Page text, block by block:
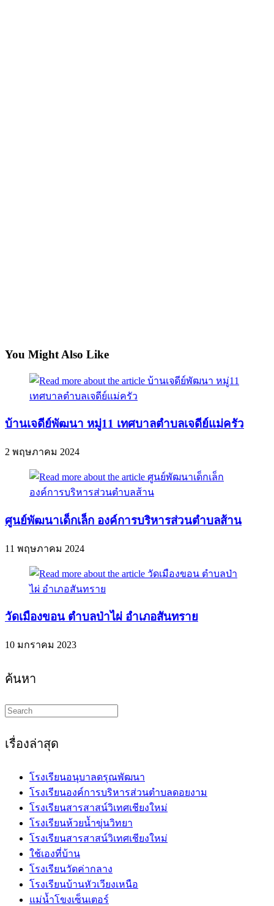
You Might Also Like
บ้านเจดีย์พัฒนา หมู่11 เทศบาลตำบลเจดีย์แม่ครัว
2 พฤษภาคม 2024
ศูนย์พัฒนาเด็กเล็ก องค์การบริหารส่วนตำบลส้าน
11 พฤษภาคม 2024
วัดเมืองขอน ตำบลป่าไผ่ อำเภอสันทราย
10 มกราคม 2023
ค้นหา
Search
this
เรื่องล่าสุด
โรงเรียนอนุบาลดรุณพัฒนา
โรงเรียนองค์การบริหารส่วนตำบลดอยงาม
โรงเรียนสารสาสน์วิเทศเชียงใหม่
โรงเรียนห้วยน้ำขุ่นวิทยา
โรงเรียนสารสาสน์วิเทศเชียงใหม่
ใช้เองที่บ้าน
โรงเรียนวัดค่ากลาง
โรงเรียนบ้านหัวเวียงเหนือ
แม่น้ำโขงเซ็นเตอร์